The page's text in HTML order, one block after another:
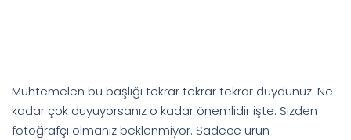
Muhtemelen bu başlığı tekrar tekrar tekrar duydunuz. Ne
kadar çok duyuyorsanız o kadar önemlidir işte. Sizden
fotoğrafçı olmanız beklenmiyor. Sadece ürün